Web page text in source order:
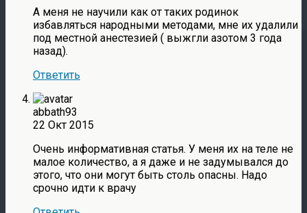
А меня не научили как от таких родинок
избавляться народными методами, мне их удалили
под местной анестезией ( выжгли азотом 3 года
назад).
Ответить
abbath93
22 Окт 2015
Очень информативная статья. У меня их на теле не
малое количество, а я даже и не задумывался до
этого, что они могут быть столь опасны. Надо
срочно идти к врачу